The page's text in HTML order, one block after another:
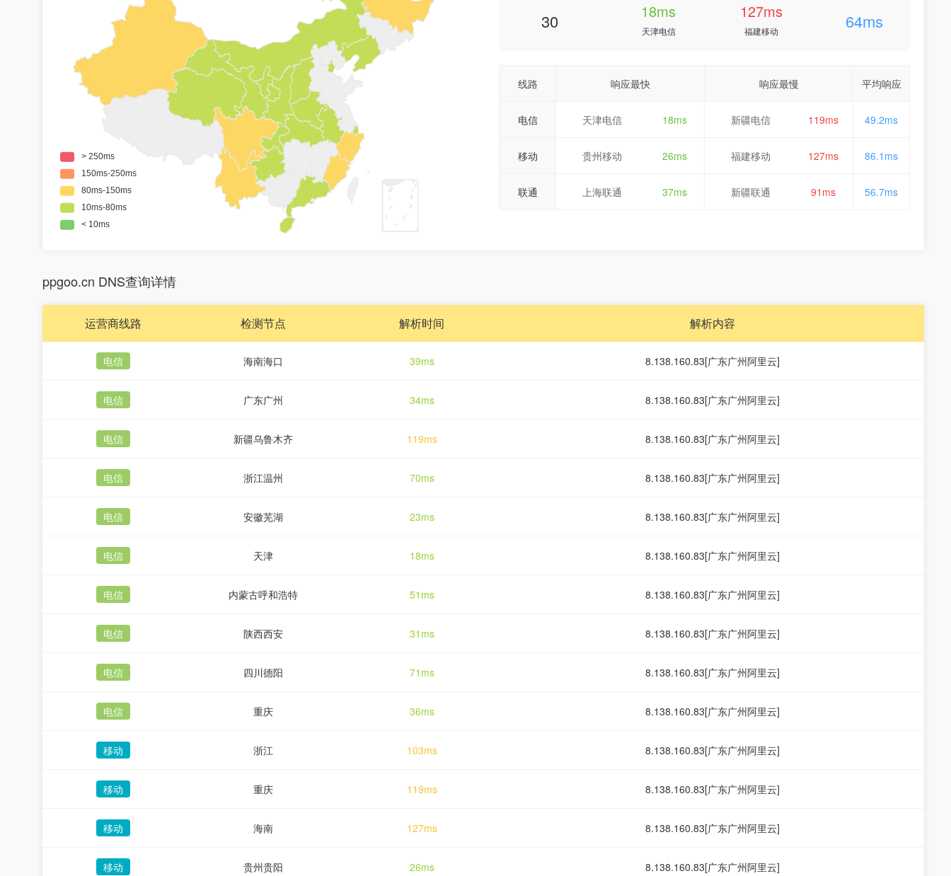
30 18ms
天津电信
127ms
福建移动 64ms
线路 响应最快 响应最慢 平均响应
电信 天津电信 18ms 新疆电信 119ms 49.2ms
移动 贵州移动 26ms 福建移动 127ms 86.1ms
联通 上海联通 37ms 新疆联通 91ms 56.7ms
ppgoo.cn DNS查询详情
运营商线路 检测节点 解析时间 解析内容
电信 海南海口 39ms 8.138.160.83[广东广州阿里云]
电信 广东广州 34ms 8.138.160.83[广东广州阿里云]
电信 新疆乌鲁木齐 119ms 8.138.160.83[广东广州阿里云]
电信 浙江温州 70ms 8.138.160.83[广东广州阿里云]
电信 安徽芜湖 23ms 8.138.160.83[广东广州阿里云]
电信 天津 18ms 8.138.160.83[广东广州阿里云]
电信 内蒙古呼和浩特 51ms 8.138.160.83[广东广州阿里云]
电信 陕西西安 31ms 8.138.160.83[广东广州阿里云]
电信 四川德阳 71ms 8.138.160.83[广东广州阿里云]
电信 重庆 36ms 8.138.160.83[广东广州阿里云]
移动 浙江 103ms 8.138.160.83[广东广州阿里云]
移动 重庆 119ms 8.138.160.83[广东广州阿里云]
移动 海南 127ms 8.138.160.83[广东广州阿里云]
移动 贵州贵阳 26ms 8.138.160.83[广东广州阿里云]